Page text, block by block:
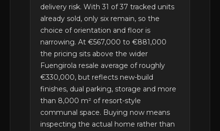
delivery risk. With 31 of 37 tracked units
already sold, only six remain, so the
choice of orientation and floor is
narrowing. At €567,000 to €881,000
the pricing sits above the wider
Fuengirola resale average of roughly
€330,000, but reflects new-build
finishes, dual parking, storage and more
than 8,000 m² of resort-style
communal space. Buying now means
inspecting the actual home rather than